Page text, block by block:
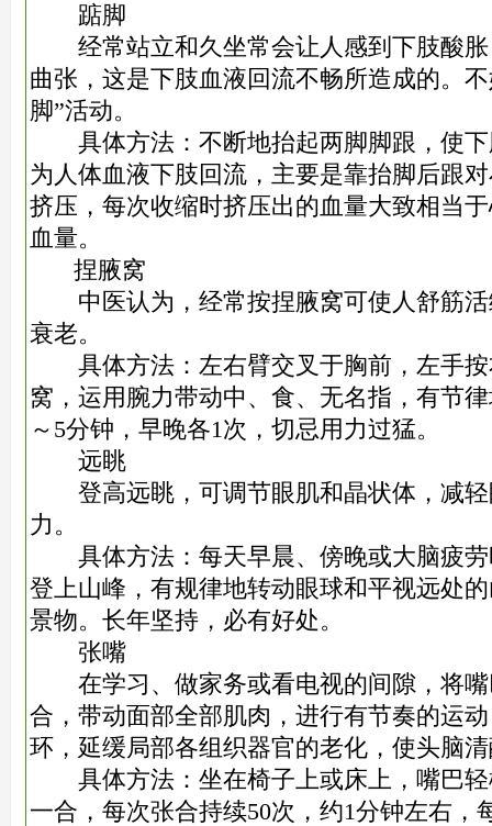
踮脚
经常站立和久坐常会让人感到下肢酸胀
曲张，这是下肢血液回流不畅所造成的。
脚”活动。
具体方法：不断地抬起两脚脚跟，使下
为人体血液下肢回流，主要是靠抬脚后跟
挤压，每次收缩时挤压出的血量大致相当
血量。
捏腋窝
中医认为，经常按捏腋窝可使人舒筋活
衰老。
具体方法：左右臂交叉于胸前，左手按
窝，运用腕力带动中、食、无名指，有节
～5分钟，早晚各1次，切忌用力过猛。
远眺
登高远眺，可调节眼肌和晶状体，减轻
力。
具体方法：每天早晨、傍晚或大脑疲劳
登上山峰，有规律地转动眼球和平视远处
景物。长年坚持，必有好处。
张嘴
在学习、做家务或看电视的间隙，将嘴
合，带动面部全部肌肉，进行有节奏的运
环，延缓局部各组织器官的老化，使头脑
具体方法：坐在椅子上或床上，嘴巴轻
一合，每次张合持续50次，约1分钟左右，